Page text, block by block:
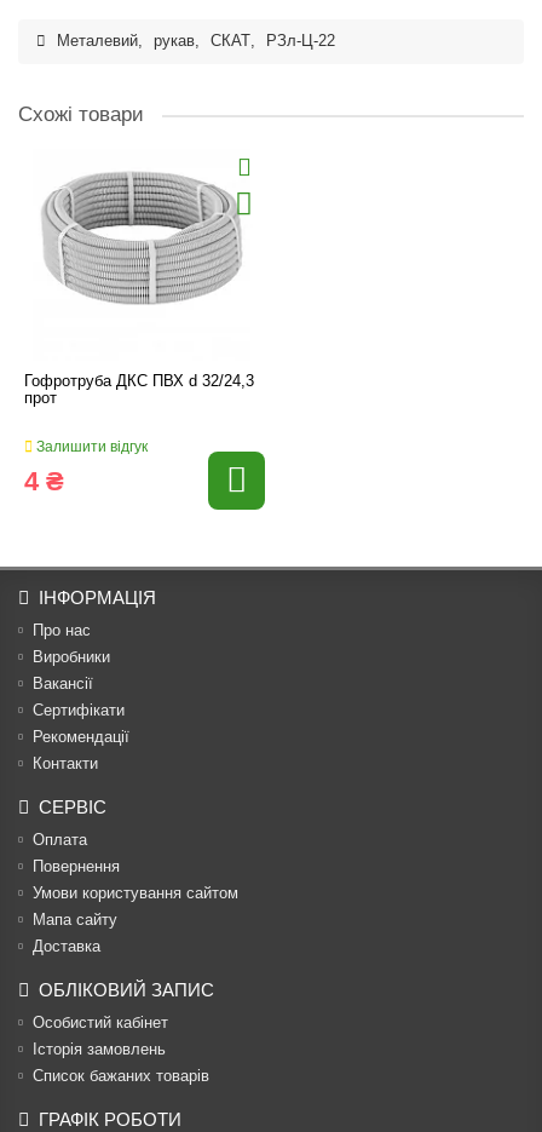
Металевий, рукав, СКАТ , РЗл-Ц-22
Схожі товари
Гофротруба ДКС ПВХ d 32/24,3
прот
Залишити відгук
4 ₴
ІНФОРМАЦІЯ
Про нас
Виробники
Вакансії
Сертифікати
Рекомендації
Контакти
СЕРВІС
Оплата
Повернення
Умови користування сайтом
Мапа сайту
Доставка
ОБЛІКОВИЙ ЗАПИС
Особистий кабінет
Історія замовлень
Список бажаних товарів
ГРАФІК РОБОТИ